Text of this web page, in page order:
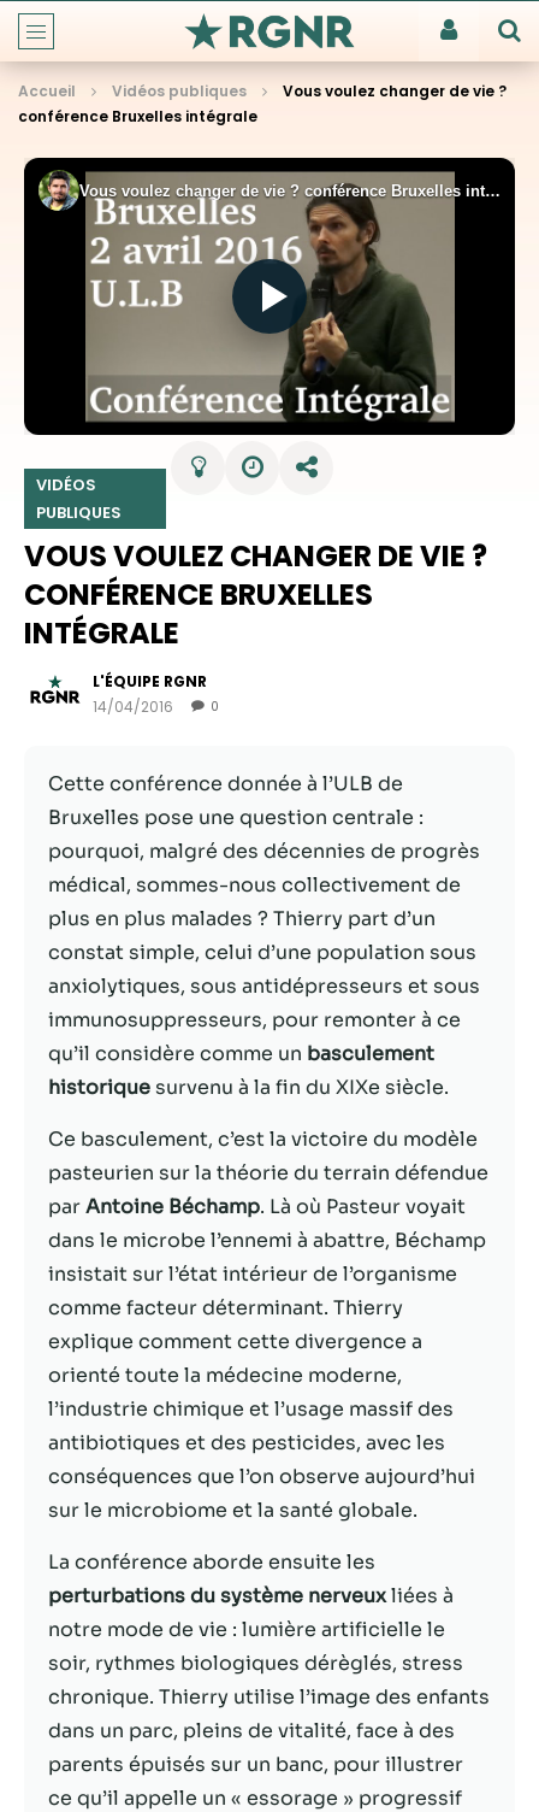
Accueil Vidéos publiques
Vous voulez changer de vie ?
conférence Bruxelles intégrale
VIDÉOS
PUBLIQUES
VOUS VOULEZ CHANGER DE VIE ?
CONFÉRENCE BRUXELLES
INTÉGRALE
L'ÉQUIPE RGNR
14/04/2016
0
Cette conférence donnée à l’ULB de
Bruxelles pose une question centrale :
pourquoi, malgré des décennies de progrès
médical, sommes-nous collectivement de
plus en plus malades ? Thierry part d’un
constat simple, celui d’une population sous
anxiolytiques, sous antidépresseurs et sous
immunosuppresseurs, pour remonter à ce
qu’il considère comme un basculement
historique survenu à la fin du XIXe siècle.
Ce basculement, c’est la victoire du modèle
pasteurien sur la théorie du terrain défendue
parAntoine Béchamp. Là où Pasteur voyait
dans le microbe l’ennemi à abattre, Béchamp
insistait sur l’état intérieur de l’organisme
comme facteur déterminant. Thierry
explique comment cette divergence a
orienté toute la médecine moderne,
l’industrie chimique et l’usage massif des
antibiotiques et des pesticides, avec les
conséquences que l’on observe aujourd’hui
sur le microbiome et la santé globale.
La conférence aborde ensuite les
perturbations du système nerveuxliées à
notre mode de vie : lumière artificielle le
soir, rythmes biologiques dérèglés, stress
chronique. Thierry utilise l’image des enfants
dans un parc, pleins de vitalité, face à des
parents épuisés sur un banc, pour illustrer
ce qu’il appelle un « essorage » progressif
Nécessaire
Ces cookies ne
sont pas
facultatifs. Ils
nécessaires au
fonctionnement
du site Web.
Statistiques
puissions
améliorer la
fonctionnalité
du site Web,
en fonction
de la façon
dont le site
Web est
utilisé.
Experience
Afin que notre
fonctionne
aussi bien que
possible lors
Si vous refusez
ces cookies,
certaines
fonctionnalités
disparaîtront
du site Web.